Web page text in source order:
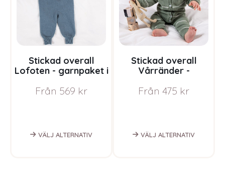
Stickad overall
Lofoten - garnpaket i
Från 569 kr
VÄLJ ALTERNATIV
Stickad overall
Vårränder -
Soft Merino Ull
Från 475 kr
VÄLJ ALTERNATIV